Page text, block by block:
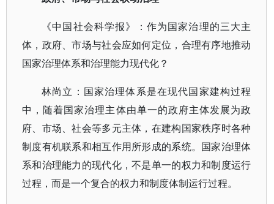
《中国社会科学报》：作为国家治理的三大主
体，政府、市场与社会应如何定位，合理有序地推动
国家治理体系和治理能力现代化？
林尚立：国家治理体系是在现代国家建构过程
中，随着国家治理主体由单一的政府主体发展为政
府、市场、社会等多元主体，在建构国家秩序时各种
制度有机联系和相互作用所形成的系统。国家治理体
系和治理能力的现代化，不是单一的权力和制度运行
过程，而是一个复合的权力和制度体制运行过程。